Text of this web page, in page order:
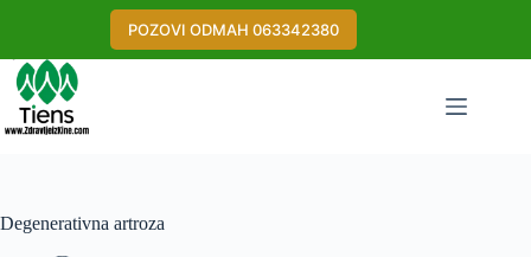
POZOVI ODMAH 063342380
Degenerativna artroza